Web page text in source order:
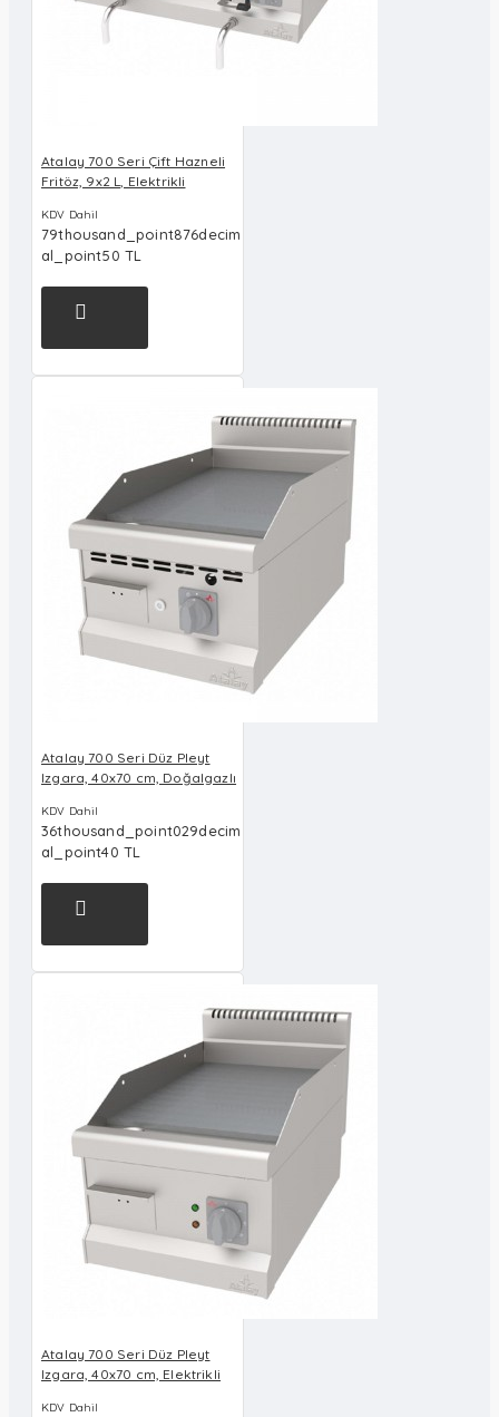
Atalay 700 Seri Çift Hazneli
Fritöz, 9x2 L, Elektrikli
KDV Dahil
79thousand_point876decim
al_point50 TL
Atalay 700 Seri Düz Pleyt
Izgara, 40x70 cm, Doğalgazlı
KDV Dahil
36thousand_point029decim
al_point40 TL
Atalay 700 Seri Düz Pleyt
Izgara, 40x70 cm, Elektrikli
KDV Dahil